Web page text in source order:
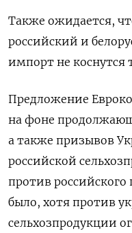
Также ожидается,
российский и
импорт не коснутся
Предложение
на фоне
а также призывов
российской
против российского
было, хотя против
сельхозпродукции